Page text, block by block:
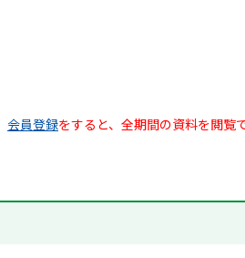
会員登録をすると、全期間の資料を閲覧